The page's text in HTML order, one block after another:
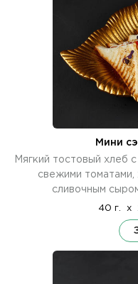
Мини
Мягкий тостовый хлеб
свежими
сливочным
40 г. x